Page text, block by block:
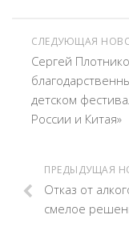
СЛЕДУЮЩАЯ
Сергей
детском
России и Китая»
ПРЕДЫДУЩАЯ
Отказ от
смелое